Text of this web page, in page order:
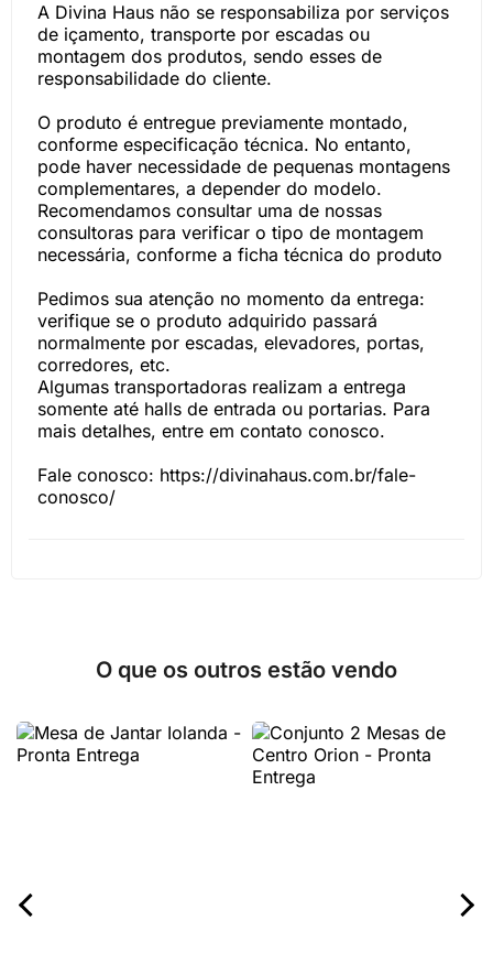
A Divina Haus não se responsabiliza por serviços
de içamento, transporte por escadas ou
montagem dos produtos, sendo esses de
responsabilidade do cliente.
O produto é entregue previamente montado,
conforme especificação técnica. No entanto,
pode haver necessidade de pequenas montagens
complementares, a depender do modelo.
Recomendamos consultar uma de nossas
consultoras para verificar o tipo de montagem
necessária, conforme a ficha técnica do produto
Pedimos sua atenção no momento da entrega:
verifique se o produto adquirido passará
normalmente por escadas, elevadores, portas,
corredores, etc.
Algumas transportadoras realizam a entrega
somente até halls de entrada ou portarias. Para
mais detalhes, entre em contato conosco.
Fale conosco: https://divinahaus.com.br/fale-
conosco/
O que os outros estão vendo